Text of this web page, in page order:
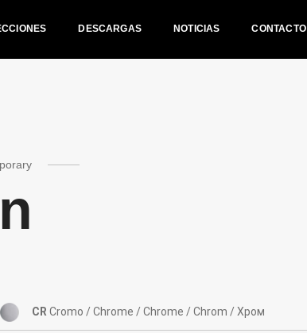
DESCARGAS NOTICIAS CONTACTO
CR Cromo / Chrome / Chrome / Chrom / Xром